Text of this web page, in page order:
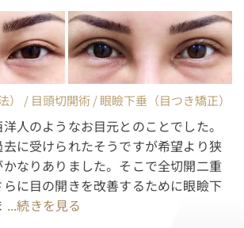
） / 目頭切開術 / 眼瞼下垂（目つき矯正）
人のようなお目元とのことでした。
に受けられたそうですが希望より狭
なりありました。そこで全切開二重
に目の開きを改善するために眼瞼下
...続きを見る